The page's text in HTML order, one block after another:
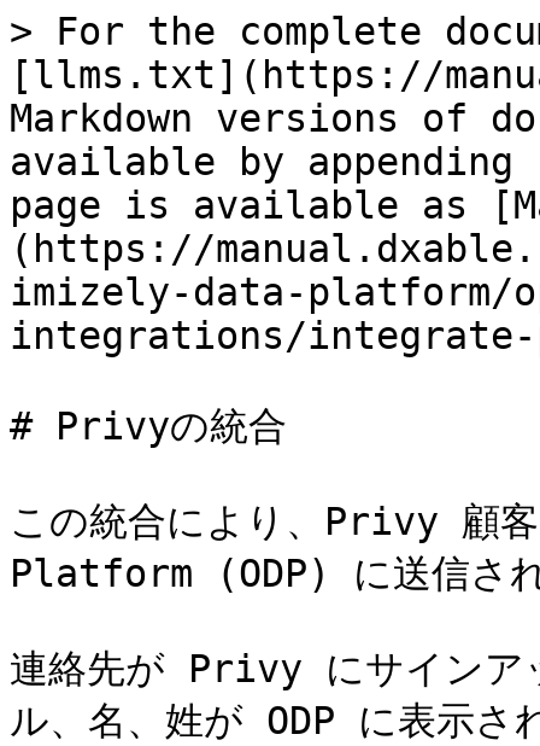
> For the complete
[llms.txt](https://
Markdown versions of
available by
page is available as
(https://
imizely-data-platform/
integrations/
# Privyの統合
この統合により、Privy 顧
Platform (ODP) に送信さ
連絡先が Privy にサインア
ル、名、姓が ODP に表示さ